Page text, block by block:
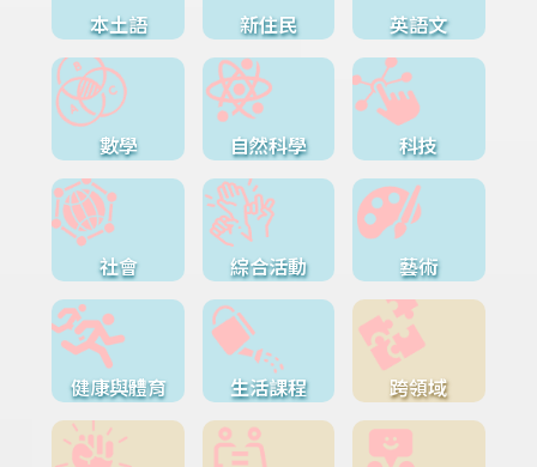
本土語 新住民 英語文
數學 自然科學 科技
社會 綜合活動 藝術
健康與體育 生活課程 跨領域